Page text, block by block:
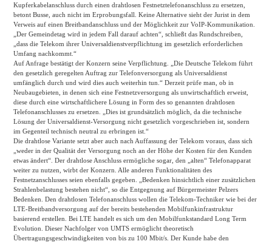
Kupferkabelanschluss durch einen drahtlosen Festnetztelefonanschluss zu ersetzen,
betont Busse, auch nicht im Erprobungsfall. Keine Alternative sieht der Jurist in dem
Verweis auf einen Breitbandanschluss und der Möglichkeit zur VoIP-Kommunikation.
„Der Gemeindetag wird in jedem Fall darauf achten“, schließt das Rundschreiben,
„dass die Telekom ihrer Universaldienstverpflichtung im gesetzlich erforderlichen
Umfang nachkommt.“
Auf Anfrage bestätigt der Konzern seine Verpflichtung. „Die Deutsche Telekom führt
den gesetzlich geregelten Auftrag zur Telefonversorgung als Universaldienst
umfänglich durch und wird dies auch weiterhin tun.“ Derzeit prüfe man, ob in
Neubaugebieten, in denen sich eine Festnetzversorgung als unwirtschaftlich erweist,
diese durch eine wirtschaftlichere Lösung in Form des so genannten drahtlosen
Telefonanschlusses zu ersetzen. „Dies ist grundsätzlich möglich, da die technische
Lösung der Universaldienst-Versorgung nicht gesetzlich vorgeschrieben ist, sondern
im Gegenteil technisch neutral zu erbringen ist.“
Die drahtlose Variante setzt aber auch nach Auffassung der Telekom voraus, dass sich
„weder in der Qualität der Versorgung noch an der Höhe der Kosten für den Kunden
etwas ändert“. Der drahtlose Anschluss ermögliche sogar, den „alten“ Telefonapparat
weiter zu nutzen, wirbt der Konzern. Alle anderen Funktionalitäten des
Festnetzanschlusses seien ebenfalls gegeben. „Bedenken hinsichtlich einer zusätzlichen
Strahlenbelastung bestehen nicht“, so die Entgegnung auf Bürgermeister Pelzers
Bedenken. Den drahtlosen Telefonanschluss wollen die Telekom-Techniker wie bei der
LTE-Breitbandversorgung auf der bereits bestehenden Mobilfunkinfrastruktur
basierend erstellen. Bei LTE handelt es sich um den Mobilfunkstandard Long Term
Evolution. Dieser Nachfolger von UMTS ermöglicht theoretisch
Übertragungsgeschwindigkeiten von bis zu 100 Mbit/s. Der Kunde habe den